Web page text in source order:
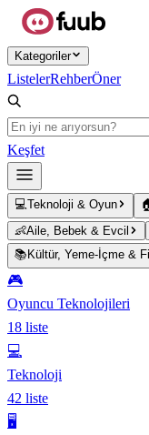
Ana içeriğe atla
Kategoriler
ListelerRehberÖner
Keşfet
💻Teknoloji & Oyun
👶Aile, Bebek & Evcil
📚 Kültür, Yeme-İçme &
🎮
Oyuncu Teknolojileri
18 liste
💻
Teknoloji
42 liste
🖥️